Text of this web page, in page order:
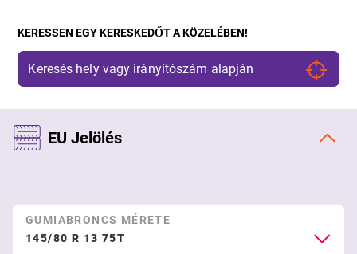
KERESSEN EGY KERESKEDŐT A KÖZELÉBEN!
EU Jelölés
GUMIABRONCS MÉRETE
145/80 R 13 75T